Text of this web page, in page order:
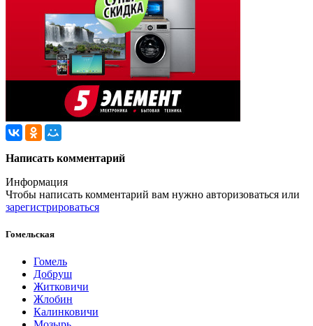
Написать комментарий
Информация
Чтобы написать комментарий вам нужно авторизоваться или
зарегистрироваться
Гомельская
Гомель
Добруш
Житковичи
Жлобин
Калинковичи